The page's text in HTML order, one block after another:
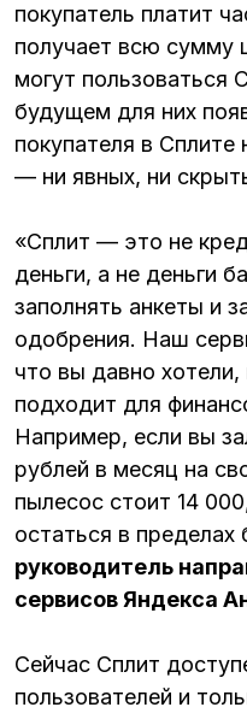
покупатель платит
получает всю сумму
могут пользоваться
будущем для них
покупателя в Сплите
— ни явных, ни
«Сплит — это не
деньги, а не деньги
заполнять анкеты и
одобрения. Наш
что вы давно
подходит для
Например, если вы
рублей в месяц на
пылесос стоит 14
остаться в
руководитель
сервисов Яндекса
Сейчас Сплит
пользователей и